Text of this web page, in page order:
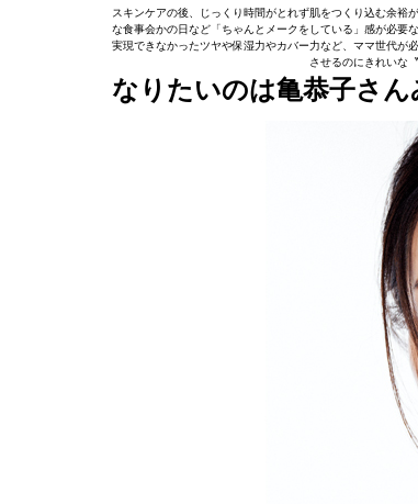
スキンケアの後、じっくり時間がとれず肌をつくり込む余
な食事会かの日など「ちゃんとメークをしている」感が必要
実現できなかったツヤや保湿力やカバー力など、ママ世代が
させるのにきれいな
なりたいのは亀恭子さ